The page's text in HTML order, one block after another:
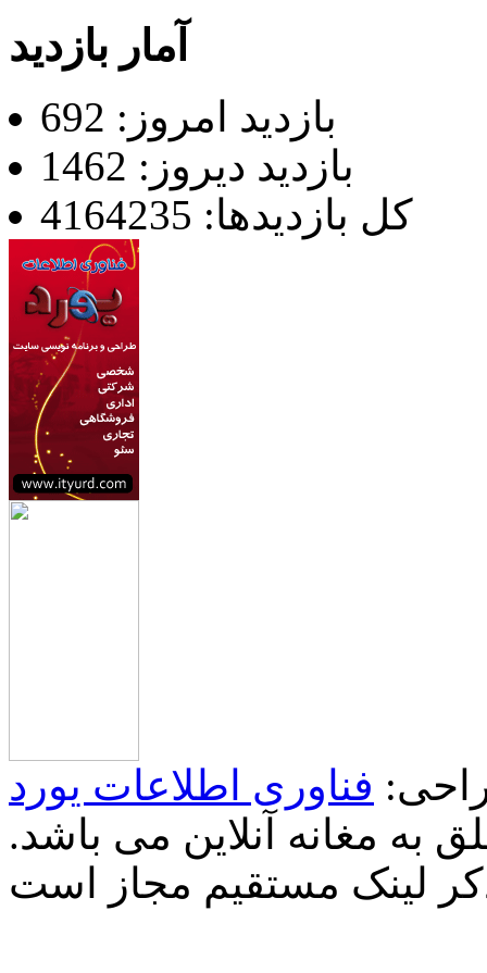
آمار بازدید
بازدید امروز: 692
بازدید دیروز: 1462
کل بازدیدها: 4164235
فناوری اطلاعات یورد
به مغانه آنلاین می باشد.